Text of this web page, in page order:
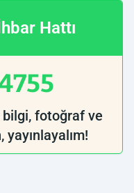
Hattı
fotoğraf ve
yayınlayalım!